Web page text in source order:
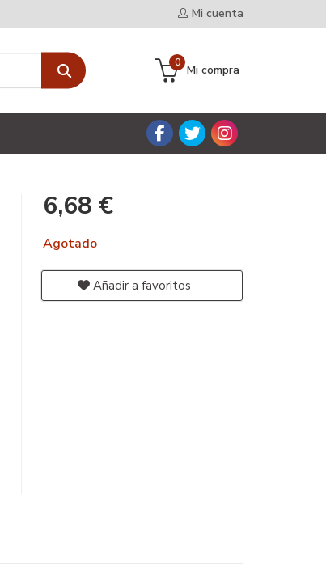
Mi cuenta
Mi compra
0
6,68 €
Agotado
Añadir a favoritos